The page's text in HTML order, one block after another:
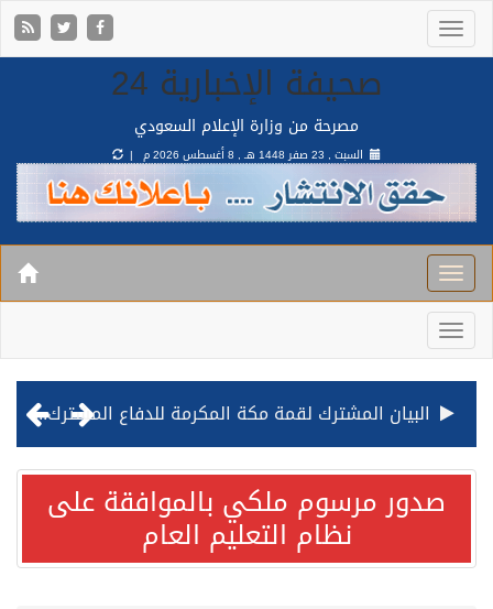
صحيفة الإخبارية 24
مصرحة من وزارة الإعلام السعودي
السبت , 23 صفر 1448 هـ , 8 أغسطس 2026 م |
البيان المشترك لقمة مكة المكرمة للدفاع المشترك بين المملكة وتركيا وباكستان
قيادة القوات المشتركة للتحالف: نفذنا عملية رد عسكري متناسبة لأهداف عسكرية مشروعة تابعة للمليشيا الحوثية الإرهابية في محافظة الحديدة
صدور مرسوم ملكي بالموافقة على
نظام التعليم العام